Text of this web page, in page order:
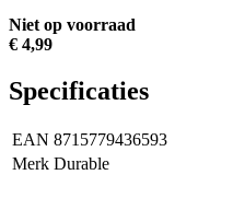
Niet op voorraad
€ 4,99
Specificaties
EAN 8715779436593
Merk Durable